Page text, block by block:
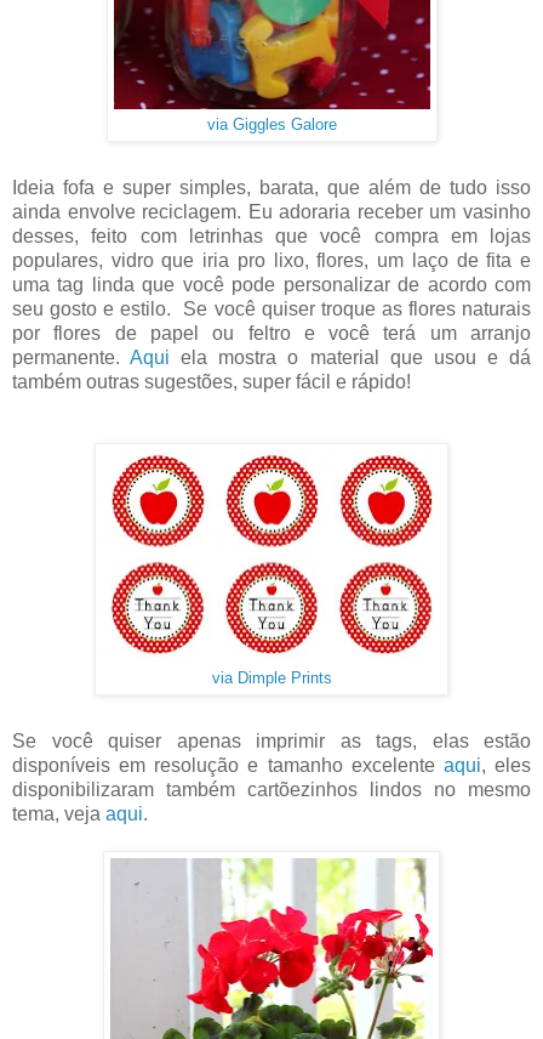
via Giggles Galore
Ideia fofa e super simples, barata, que além de tudo isso
ainda envolve reciclagem. Eu adoraria receber um vasinho
desses, feito com letrinhas que você compra em lojas
populares, vidro que iria pro lixo, flores, um laço de fita e
uma tag linda que você pode personalizar de acordo com
seu gosto e estilo. Se você quiser troque as flores naturais
por flores de papel ou feltro e você terá um arranjo
permanente. Aqui ela mostra o material que usou e dá
também outras sugestões, super fácil e rápido!
via Dimple Prints
Se você quiser apenas imprimir as tags, elas estão
disponíveis em resolução e tamanho excelente aqui, eles
disponibilizaram também cartõezinhos lindos no mesmo
tema, veja aqui.